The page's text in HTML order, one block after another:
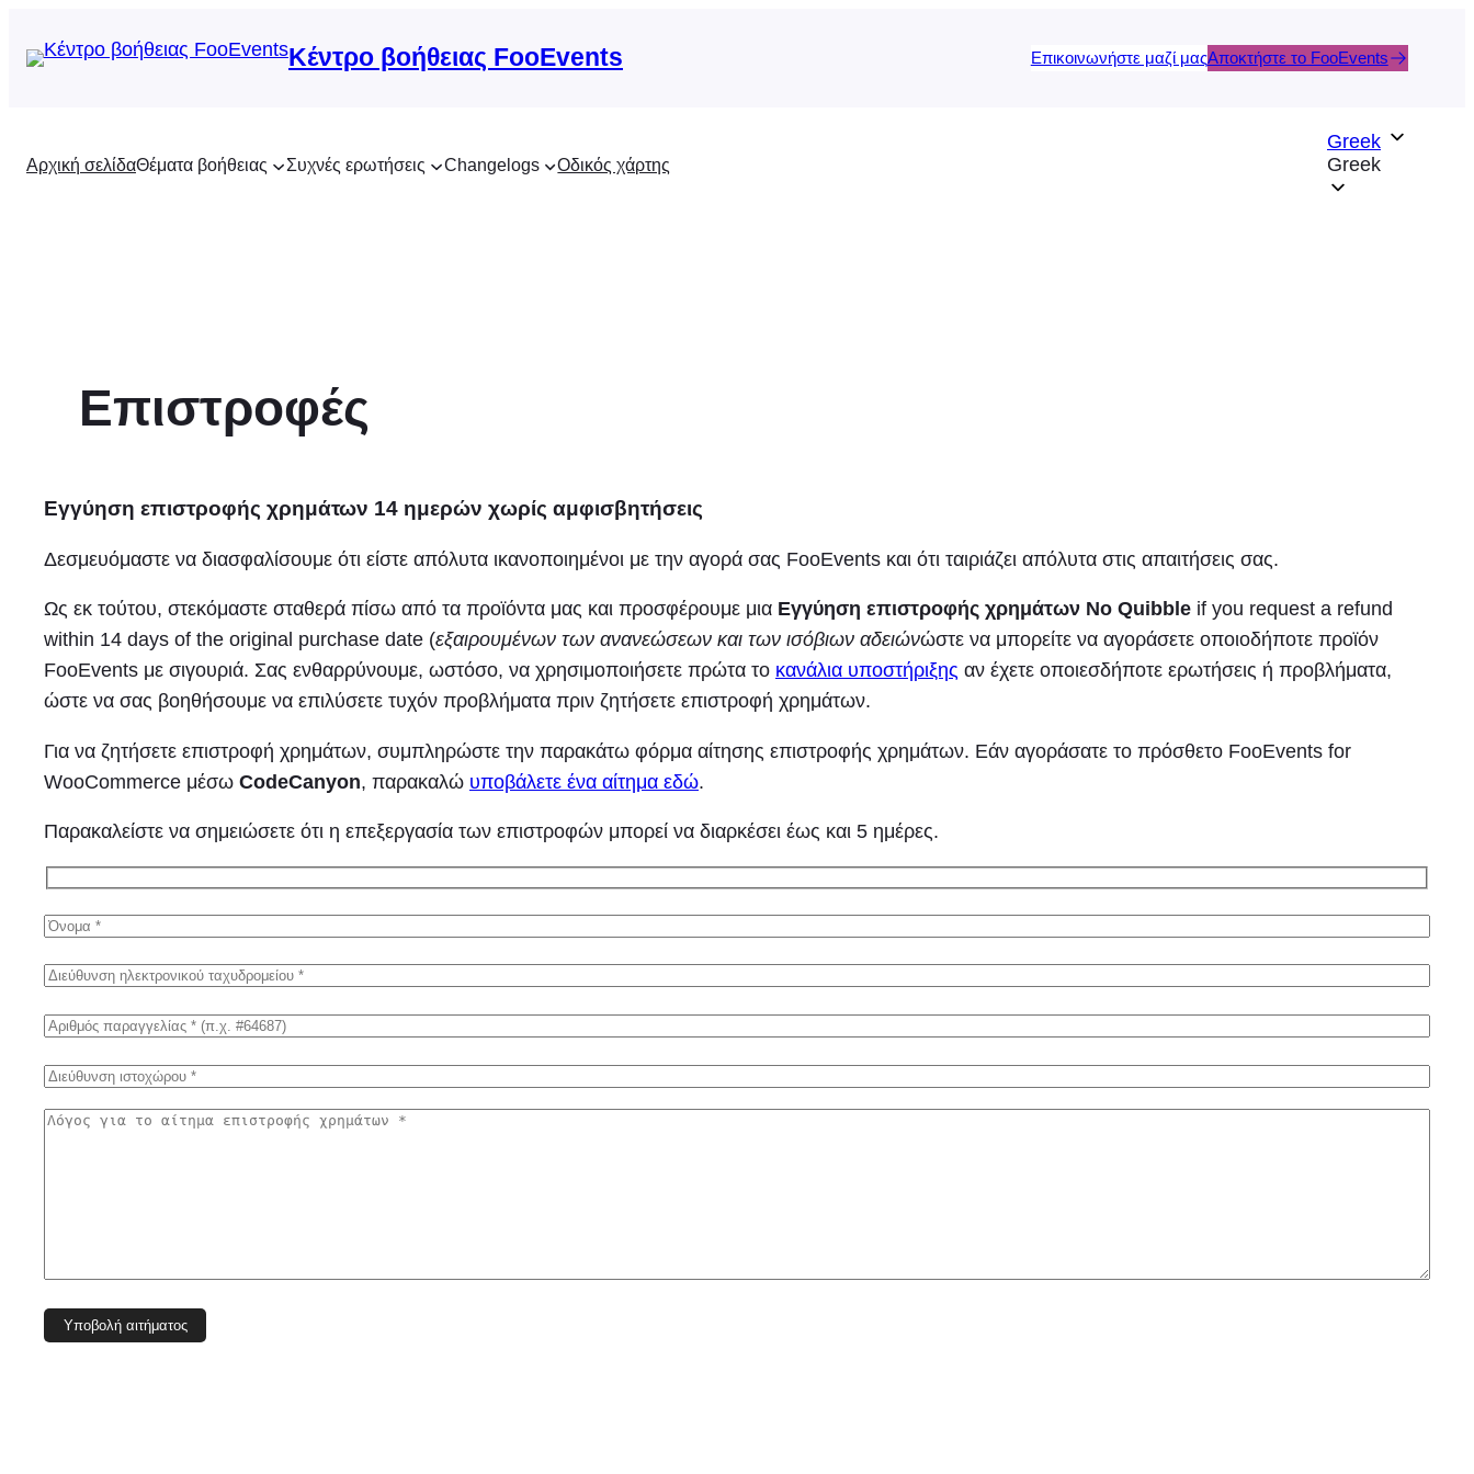
στο
Κέντρο βοήθειας FooEvents Επικοινωνήστε μαζί μαςΑποκτήστε το FooEvents
Αρχική σελίδαΘέματα βοήθειας Συχνές ερωτήσεις Changelogs Οδικός χάρτης
Greek
Greek
Επιστροφές
Εγγύηση επιστροφής χρημάτων 14 ημερών χωρίς αμφισβητήσεις
Δεσμευόμαστε να διασφαλίσουμε ότι είστε απόλυτα ικανοποιημένοι με την αγορά σας FooEvents και ότι ταιριάζει απόλυτα στις απαιτήσεις σας.
Ως εκ τούτου, στεκόμαστε σταθερά πίσω από τα προϊόντα μας και προσφέρουμε μια Εγγύηση επιστροφής χρημάτων No Quibble if you request a refund
within 14 days of the original purchase date (εξαιρουμένων των ανανεώσεων και των ισόβιων αδειώνώστε να μπορείτε να αγοράσετε οποιοδήποτε προϊόν
FooEvents με σιγουριά. Σας ενθαρρύνουμε, ωστόσο, να χρησιμοποιήσετε πρώτα το κανάλια υποστήριξης αν έχετε οποιεσδήποτε ερωτήσεις ή προβλήματα,
ώστε να σας βοηθήσουμε να επιλύσετε τυχόν προβλήματα πριν ζητήσετε επιστροφή χρημάτων.
Για να ζητήσετε επιστροφή χρημάτων, συμπληρώστε την παρακάτω φόρμα αίτησης επιστροφής χρημάτων. Εάν αγοράσατε το πρόσθετο FooEvents for
WooCommerce μέσω CodeCanyon, παρακαλώ υποβάλετε ένα αίτημα εδώ.
Παρακαλείστε να σημειώσετε ότι η επεξεργασία των επιστροφών μπορεί να διαρκέσει έως και 5 ημέρες.